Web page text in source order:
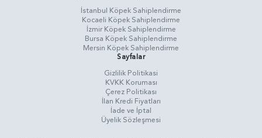
İstanbul Köpek Sahiplendirme
Kocaeli Köpek Sahiplendirme
İzmir Köpek Sahiplendirme
Bursa Köpek Sahiplendirme
Mersin Köpek Sahiplendirme
Sayfalar
Gizlilik Politikasi
KVKK Koruması
Çerez Politikası
İlan Kredi Fiyatları
İade ve İptal
Üyelik Sözleşmesi